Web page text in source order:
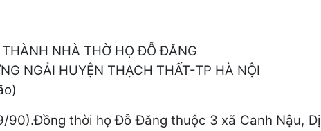
NHÀ THỜ HỌ ĐỖ ĐĂNG
NGẢI HUYỆN THẠCH THẤT-TP HÀ NỘI
90).Đồng thời họ Đỗ Đăng thuộc 3 xã Canh Nậu, Dị